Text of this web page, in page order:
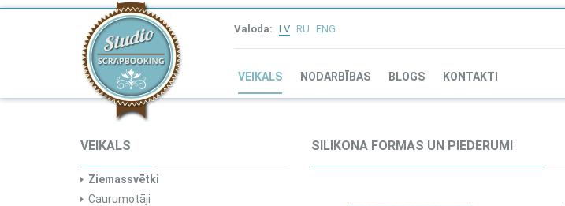
Valoda: LV RU ENG
VEIKALS NODARBĪBAS BLOGS KONTAKTI
VEIKALS
Ziemassvētki
Caurumotāji
SILIKONA FORMAS UN PIEDERUMI